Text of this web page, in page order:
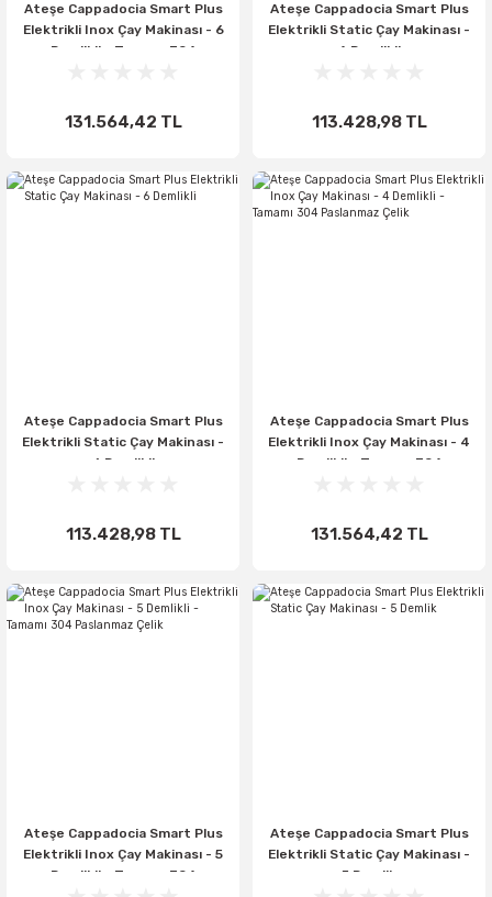
Ateşe Cappadocia Smart Plus
Elektrikli Inox Çay Makinası - 6
Demlikli - Tamamı 304
131.564,42 TL
Ateşe Cappadocia Smart Plus
Elektrikli Static Çay Makinası -
4 Demlikli
113.428,98 TL
Ateşe Cappadocia Smart Plus
Elektrikli Static Çay Makinası -
6 Demlikli
113.428,98 TL
Ateşe Cappadocia Smart Plus
Elektrikli Inox Çay Makinası - 4
Demlikli - Tamamı 304
131.564,42 TL
Ateşe Cappadocia Smart Plus
Elektrikli Inox Çay Makinası - 5
Demlikli - Tamamı 304
Ateşe Cappadocia Smart Plus
Elektrikli Static Çay Makinası -
5 Demlik